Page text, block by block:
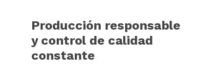
Producción responsable
y control de calidad
constante